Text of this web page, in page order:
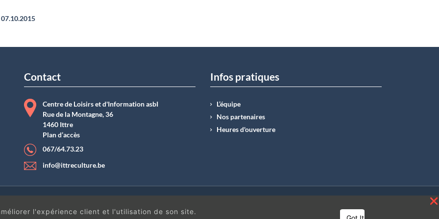
07.10.2015
Contact
Centre de Loisirs et d'Information asbI
Rue de la Montagne, 36
1460 Ittre
Plan d’accès
067/64.73.23
info@ittreculture.be
Infos pratiques
L’équipe
Nos partenaires
Heures d'ouverture
légales | Conditions générales de vente | N°Entreprise : BE0414.742.009 |
l'expérience client et l'utilisation de son site.